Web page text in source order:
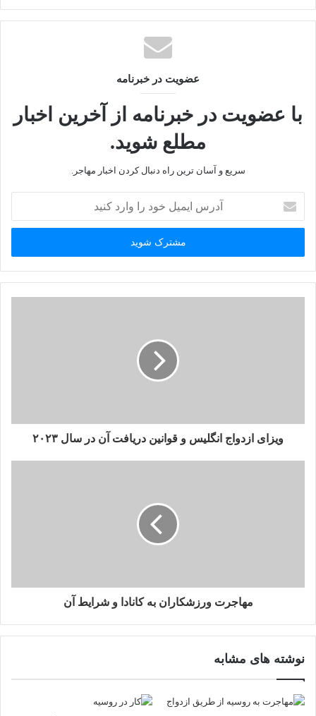
س
ا
عضویت در خبرنامه
با عضویت در خبرنامه از آخرین اخبار
مطلع شوید.
سریع و آسان ترین راه دنبال کردن اخبار مهاجر.
ر
ا
ی
ویزای ازدواج انگلیس و قوانین دریافت آن در سال ۲۰۲۳
مهاجرت ورزشکاران به کانادا و شرایط آن
نوشته های مشابه